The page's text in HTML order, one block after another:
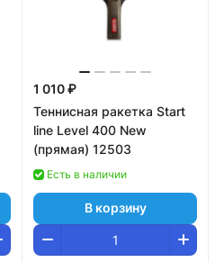
1 010 ₽
Теннисная ракетка Start
line Level 400 New
(прямая) 12503
Есть в наличии
В корзину